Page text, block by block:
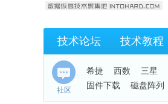
技术论坛 技术教程
社区
希捷 西数 三星
固件下载
磁盘阵列
手机恢复